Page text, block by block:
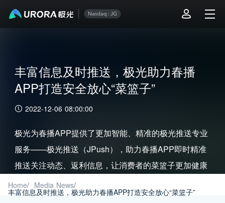
丰富信息及时推送，极光助力春播
APP打造安全放心“菜篮子”
2022-12-06 08:00:00
极光为春播APP提供了更加智能、精准的极光推送专业
服务——极光推送（JPush），助力春播APP即时精准
推送关注动态、返利信息，让消费者的菜篮子更加健康
安全。
Home/ Media News/
丰富信息及时推送，极光助力春播APP打造安全放心“菜篮子”